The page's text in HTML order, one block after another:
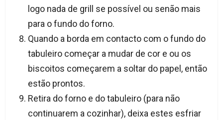
logo nada de grill se possível ou senão mais
para o fundo do forno.
Quando a borda em contacto com o fundo do
tabuleiro começar a mudar de cor e ou os
biscoitos começarem a soltar do papel, então
estão prontos.
Retira do forno e do tabuleiro (para não
continuarem a cozinhar), deixa estes esfriar